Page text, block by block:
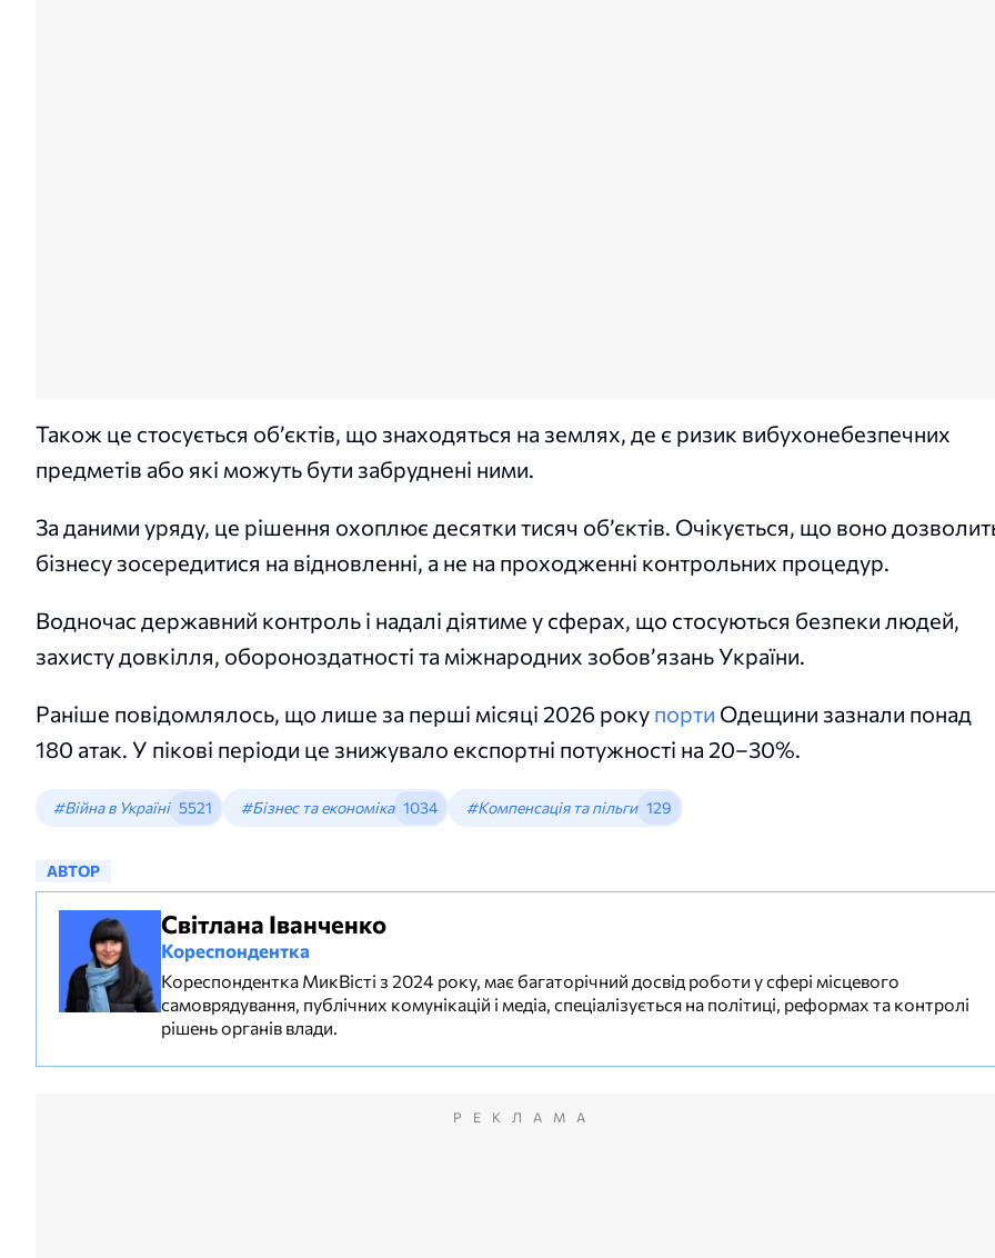
Також це стосується об’єктів, що знаходяться на землях, де є ризик вибухонебезпечних
предметів або які можуть бути забруднені ними.
За даними уряду, це рішення охоплює десятки тисяч об’єктів. Очікується, що воно
бізнесу зосередитися на відновленні, а не на проходженні контрольних процедур.
Водночас державний контроль і надалі діятиме у сферах, що стосуються безпеки людей,
захисту довкілля, обороноздатності та міжнародних зобов’язань України.
Раніше повідомлялось, що лише за перші місяці 2026 року порти Одещини зазнали понад
180 атак. У пікові періоди це знижувало експортні потужності на 20–30%.
#Війна в Україні 5521 #Бізнес та економіка 1034 #Компенсація та пільги 129
АВТОР
Світлана Іванченко
Кореспондентка
Кореспондентка МикВісті з 2024 року, має багаторічний досвід роботи у сфері місцевого
самоврядування, публічних комунікацій і медіа, спеціалізується на політиці, реформах та контролі
рішень органів влади.
РЕКЛАМА